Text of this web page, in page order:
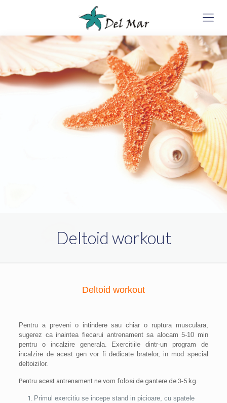
Deltoid workout
Deltoid workout
Pentru a preveni o intindere sau chiar o ruptura musculara,
sugerez ca inaintea fiecarui antrenament sa alocam 5-10 min
pentru o incalzire generala. Exercitiile dintr-un program de
incalzire de acest gen vor fi dedicate bratelor, in mod special
deltoizilor.
Pentru acest antrenament ne vom folosi de gantere de 3-5 kg.
Primul exercitiu se incepe stand in picioare, cu spatele